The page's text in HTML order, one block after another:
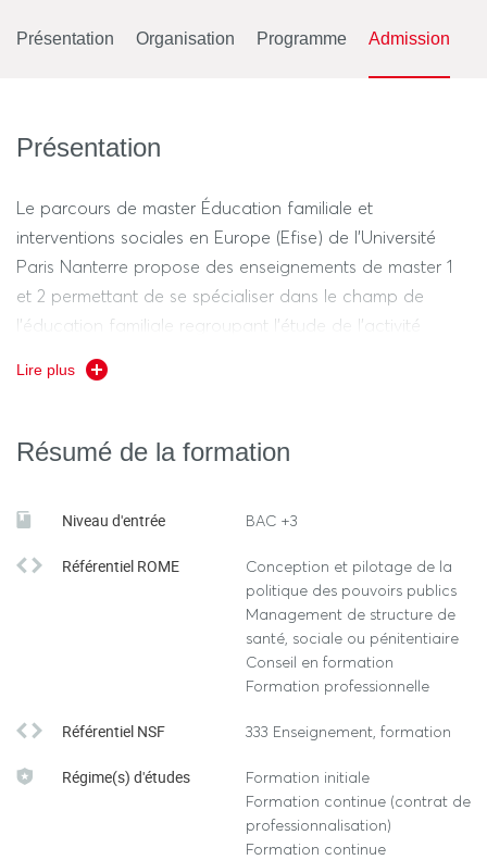
Présentation Organisation Programme Admission
Présentation
Le parcours de master Éducation familiale et
interventions sociales en Europe (Efise) de l'Université
Paris Nanterre propose des enseignements de master 1
et 2 permettant de se spécialiser dans le champ de
l’éducation familiale regroupant l’étude de l’activité
familiale d’éducation et celle des interventions sociales
mises en œuvre pour préparer, soutenir, aider, voire
de leurs enfants.
corpus de connaissances disciplinaires et
pluridisciplinaires sur les champs et les problématiques
développées au sein de l’équipe « Education familiale et
interventions socio-éducatives auprès des familles »
(Cref). Ces savoirs sont issus de la littérature scientifique
nationale et internationale mais aussi de l’analyse des
politiques sociales et des dispositifs de soutien, d’aide,
de suppléance familiaux mis en place en France et en
Plusieurs conventions existent avec des établissements
de formation aux diplômes de travail social (ETSUP,
Lire plus
Résumé de la formation
Niveau d'entrée BAC +3
Référentiel ROME
Conception et pilotage de la
politique des pouvoirs publics
Management de structure de
santé, sociale ou pénitentiaire
Conseil en formation
Formation professionnelle
Référentiel NSF 333 Enseignement, formation
Régime(s) d'études
Formation initiale
Formation continue (contrat de
professionnalisation)
Formation continue